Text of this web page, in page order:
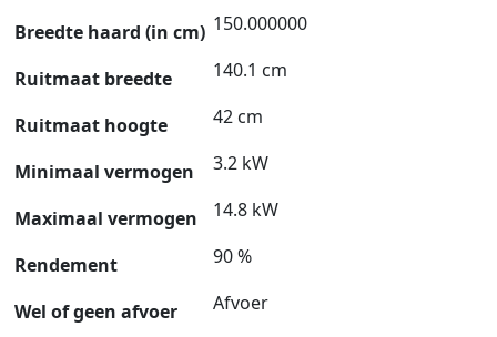
Breedte haard (in cm) 150.000000
Ruitmaat breedte 140.1 cm
Ruitmaat hoogte 42 cm
Minimaal vermogen 3.2 kW
Maximaal vermogen 14.8 kW
Rendement 90 %
Wel of geen afvoer
Afvoer